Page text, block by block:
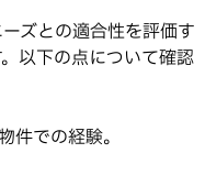
ズとの適合性を評価す
以下の点について確認
での経験。